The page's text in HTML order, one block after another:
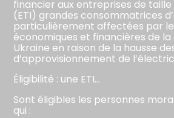
financier aux entreprises de
(ETI) grandes consommatrices
particulièrement affectées par
économiques et financières de
Ukraine en raison de la hausse
d’approvisionnement de
Éligibilité : une ETI…
Sont éligibles les personnes
qui :